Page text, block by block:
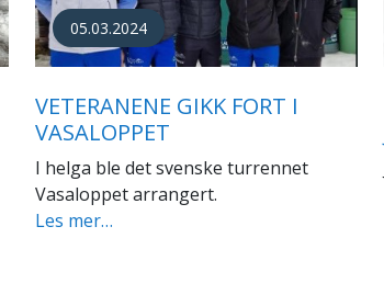
19.09.2015
RUN 4 IT
Nidarosstafetten avvikles i forbindelse
med lanseringen av nettsida run4it.no.
Maratonstafetten...
Les mer…